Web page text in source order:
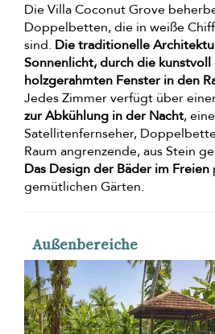
Die Villa Coconut Grove
Doppelbetten, die in weiße
sind. Die traditionelle
Sonnenlicht, durch die
holzgerahmten Fenster in den
Jedes Zimmer verfügt über
zur Abkühlung in der Nacht,
Satellitenfernseher,
Raum angrenzende, aus Stein
Das Design der Bäder im Freien
gemütlichen Gärten.
Außenbereiche